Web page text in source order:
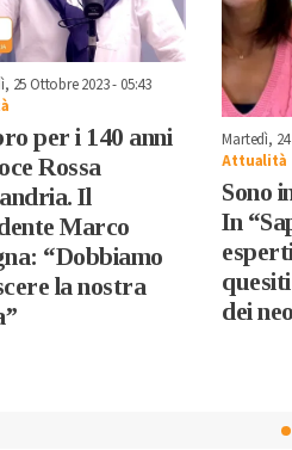
25 Ottobre 2023 - 05:43
per i 140 anni
Rossa
Il
Marco
“Dobbiamo
la nostra
Martedì,
Attualità
Sono
In
dei